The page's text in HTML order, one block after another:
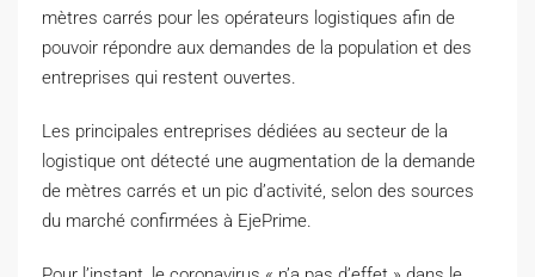
mètres carrés pour les opérateurs logistiques afin de
pouvoir répondre aux demandes de la population et des
entreprises qui restent ouvertes.
Les principales entreprises dédiées au secteur de la
logistique ont détecté une augmentation de la demande
de mètres carrés et un pic d’activité, selon des sources
du marché confirmées à EjePrime.